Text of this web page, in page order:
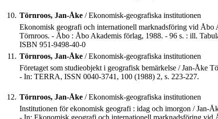
10. Törnroos, Jan-Åke / Ekonomisk-geografiska institutionen
Ekonomisk geografi och internationell marknadsföring vid
Törnroos. - Åbo : Åbo Akademis förlag, 1988. - 96 s. : ill.
ISBN 951-9498-40-0
11. Törnroos, Jan-Åke / Ekonomisk-geografiska institutionen
Företaget som studieobjekt i geografisk bemärkelse / Jan-Åke
- In: TERRA, ISSN 0040-3741, 100 (1988) 2, s. 223-227.
12. Törnroos, Jan-Åke / Ekonomisk-geografiska institutionen
Institutionen för ekonomisk geografi : idag och imorgon / Jan-